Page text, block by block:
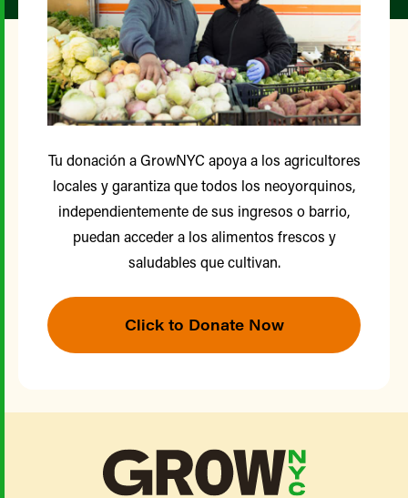
Tu donación a GrowNYC apoya a los agricultores
locales y garantiza que todos los neoyorquinos,
independientemente de sus ingresos o barrio,
puedan acceder a los alimentos frescos y
saludables que cultivan.
Click to Donate Now